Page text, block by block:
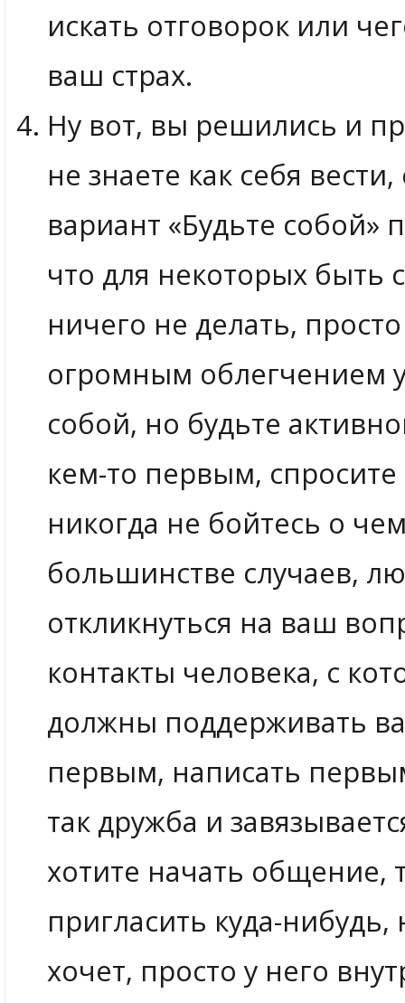
искать отговорок или
ваш страх.
Ну вот, вы решились и
не знаете как себя
вариант «Будьте собой»
что для некоторых быть
ничего не делать,
огромным облегчением
собой, но будьте
кем-то первым,
никогда не бойтесь о
большинстве случаев,
откликнуться на ваш
контакты человека, с
должны поддерживать
первым, написать
так дружба и
хотите начать общение,
пригласить куда-
хочет, просто у него